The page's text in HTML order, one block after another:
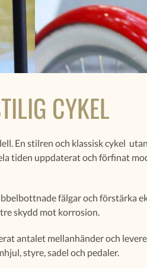
CYKEL
En stilren och klassisk cykel
tiden uppdaterat och förfinat
fälgar och förstärka
skydd mot korrosion.
antalet mellanhänder och
styre, sadel och pedaler.